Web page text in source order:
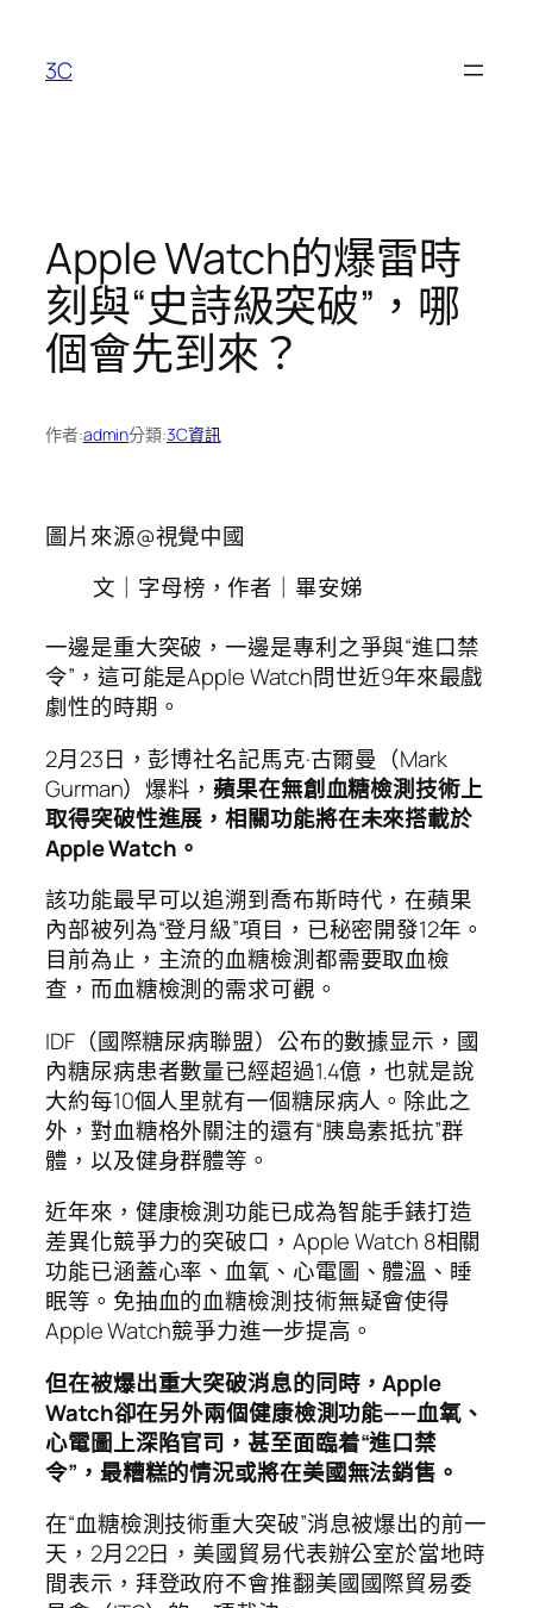
3C
Apple Watch的爆雷時
刻與“史詩級突破”，哪
個會先到來？
作者:admin分類:3C資訊
圖片來源@視覺中國
文｜字母榜，作者｜畢安娣
一邊是重大突破，一邊是專利之爭與“進口禁
令”，這可能是Apple Watch問世近9年來最戲
劇性的時期。
2月23日，彭博社名記馬克·古爾曼（Mark
Gurman）爆料， 蘋果在無創血糖檢測技術上
取得突破性進展，相關功能將在未來搭載於
Apple Watch。
該功能最早可以追溯到喬布斯時代，在蘋果
內部被列為“登月級”項目，已秘密開發12年。
目前為止，主流的血糖檢測都需要取血檢
查，而血糖檢測的需求可觀。
IDF（國際糖尿病聯盟）公布的數據显示，國
內糖尿病患者數量已經超過1.4億，也就是說
大約每10個人里就有一個糖尿病人。除此之
外，對血糖格外關注的還有“胰島素抵抗”群
體，以及健身群體等。
近年來，健康檢測功能已成為智能手錶打造
差異化競爭力的突破口，Apple Watch 8相關
功能已涵蓋心率、血氧、心電圖、體溫、睡
眠等。免抽血的血糖檢測技術無疑會使得
Apple Watch競爭力進一步提高。
但在被爆出重大突破消息的同時，Apple
Watch卻在另外兩個健康檢測功能——血氧、
心電圖上深陷官司，甚至面臨着“進口禁
令”，最糟糕的情況或將在美國無法銷售。
在“血糖檢測技術重大突破”消息被爆出的前一
天，2月22日，美國貿易代表辦公室於當地時
間表示，拜登政府不會推翻美國國際貿易委